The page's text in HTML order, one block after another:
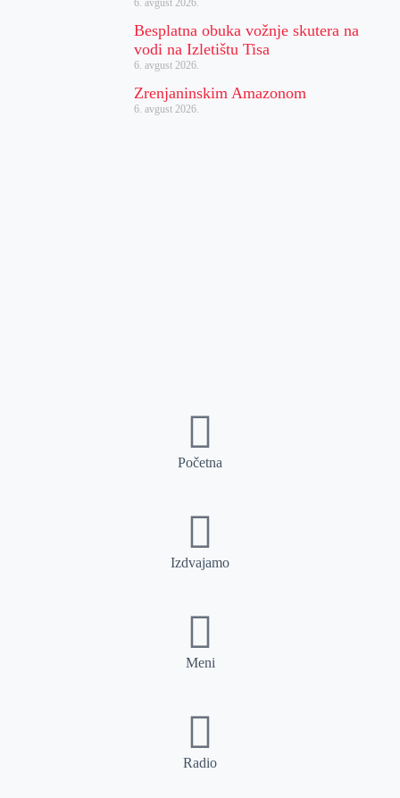
Besplatna obuka vožnje skutera na
vodi na Izletištu Tisa
6. avgust 2026.
Zrenjaninskim Amazonom
6. avgust 2026.
Početna
Izdvajamo
Meni
Radio